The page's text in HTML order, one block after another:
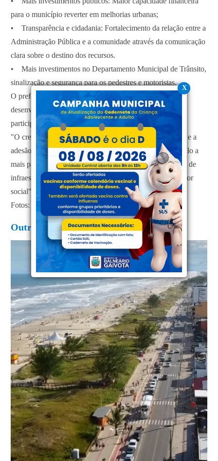
X
para o município reverter em melhorias urbanas;
• Transparência e cidadania: Fortalecimento da relação entre a
Administração Pública e a comunidade através da comunicação
clara sobre o destino dos recursos.
• Mais investimentos no Departamento Municipal de Trânsito,
sinalização e segurança para os pedestres e motoristas.
O prefeito Everaldo dos Santos, o Kekinha, reforça que o
desenvolvimento da cidade ganha um fôlego extra com a
participação dos cidadãos.
"O crescimento de Balneário Gaivota tem sido constante, e a
adesão dos moradores em pagar o IPVA aqui é um estímulo a
mais para que a Prefeitura continue avançando com obras de
infraestrutura e investimentos na saúde, educação e no setor
social", finaliza o prefeito.
Fotos: Controlador Interno Ricardo Davila, cidade
Outras Imagens